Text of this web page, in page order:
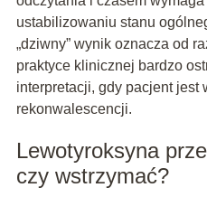
ustabilizowaniu stanu
„dziwny” wynik oznacza od
praktyce klinicznej bardzo
interpretacji, gdy pacjent jest
rekonwalescencji.
Lewotyroksyna
czy wstrzymać?